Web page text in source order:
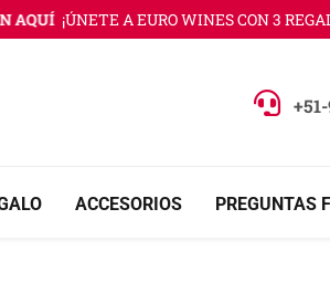
¡ÚNETE A EURO WINES CON 3 REGALOS
ACCESORIOS PREGUNTAS